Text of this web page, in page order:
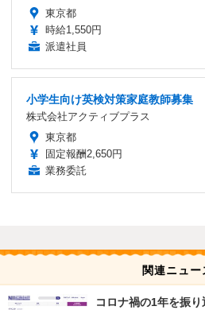
東京都
時給1,550円
派遣社員
小学生向け英検対策家庭教師募集
株式会社アクティブプラス
東京都
固定報酬2,650円
業務委託
関連ニュー
コロナ禍の1年を振